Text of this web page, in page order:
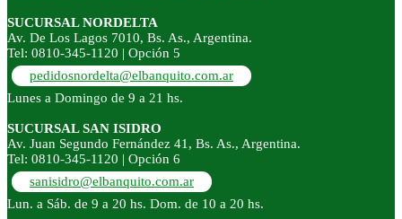
SUCURSAL NORDELTA
Av. De Los Lagos 7010, Bs. As., Argentina.
Tel: 0810-345-1120 | Opción 5
pedidosnordelta@elbanquito.com.ar
Lunes a Domingo de 9 a 21 hs.
SUCURSAL SAN ISIDRO
Av. Juan Segundo Fernández 41, Bs. As., Argentina.
Tel: 0810-345-1120 | Opción 6
sanisidro@elbanquito.com.ar
Lun. a Sáb. de 9 a 20 hs. Dom. de 10 a 20 hs.